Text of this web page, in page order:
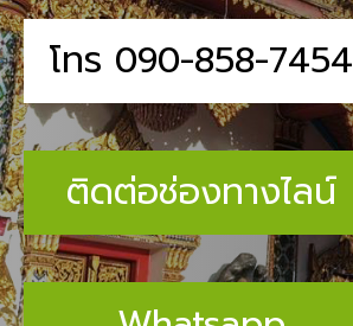
โทร 090-858-7454
ติดต่อช่องทางไลน์